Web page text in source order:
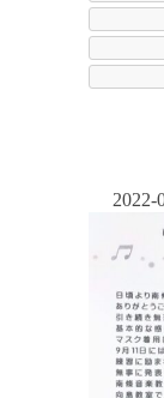
2022-